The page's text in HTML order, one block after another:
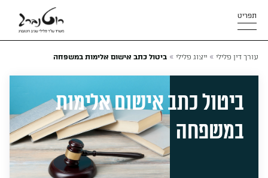
תפריט
עורך דין פלילי » ייצוג פלילי » ביטול כתב אישום אלימות במשפחה
ביטול כתב אישום אלימות
במשפחה